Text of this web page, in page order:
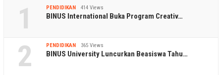
1 PENDIDIKAN 414 Views
BINUS International Buka Program Creativ…
2 PENDIDIKAN 365 Views
BINUS University Luncurkan Beasiswa Tahu…